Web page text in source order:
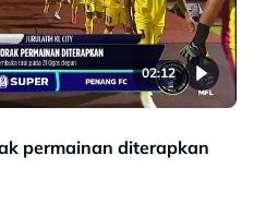
02:12
permainan diterapkan